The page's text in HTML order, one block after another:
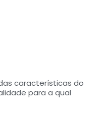
características do
para a qual